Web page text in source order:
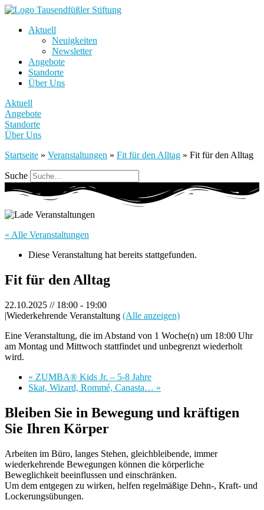
Aktuell
Neuigkeiten
Newsletter
Angebote
Standorte
Über Uns
Aktuell
Angebote
Standorte
Über Uns
Startseite » Veranstaltungen » Fit für den Alltag » Fit für den Alltag
Suche
« Alle Veranstaltungen
Diese Veranstaltung hat bereits stattgefunden.
Fit für den Alltag
22.10.2025 // 18:00 - 19:00
|Wiederkehrende Veranstaltung (Alle anzeigen)
Eine Veranstaltung, die im Abstand von 1 Woche(n) um 18:00 Uhr
am Montag und Mittwoch stattfindet und unbegrenzt wiederholt
wird.
« ZUMBA® Kids Jr. – 5-8 Jahre
Skat, Wizard, Rommé, Canasta… »
Bleiben Sie in Bewegung und kräftigen
Sie Ihren Körper
Arbeiten im Büro, langes Stehen, gleichbleibende, immer
wiederkehrende Bewegungen können die körperliche
Beweglichkeit beeinflussen und einschränken.
Um dem entgegen zu wirken, helfen regelmäßige Dehn-, Kraft- und
Lockerungsübungen.